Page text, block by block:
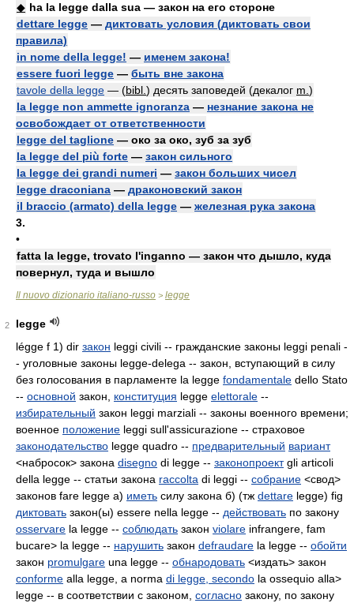
◆ ha la legge dalla sua — закон на его стороне
dettare legge — диктовать условия (диктовать свои
правила)
in nome della legge! — именем закона!
essere fuori legge — быть вне закона
tavole della legge — (bibl. ) десять заповедей (декалог m. )
la legge non ammette ignoranza — незнание закона не
освобождает от ответственности
legge del taglione — око за око, зуб за зуб
la legge del più forte — закон сильного
la legge dei grandi numeri — закон больших чисел
legge draconiana — драконовский закон
il braccio (armato) della legge — железная рука закона
3.
•
fatta la legge, trovato l'inganno — закон что дышло, куда
повернул, туда и вышло
Il nuovo dizionario italiano-russo > legge
2
legge
légge f 1) dir закон leggi civili -- гражданские законы leggi penali -
- уголовные законы legge-delega -- закон, вступающий в силу
без голосования в парламенте la legge fondamentale dello Stato
-- основной закон, конституция legge elettorale --
избирательный закон leggi marziali -- законы военного времени;
военное положение leggi sull'assicurazione -- страховое
законодательство legge quadro -- предварительный вариант
<набросок> закона disegno di legge -- законопроектgli articoli
della legge -- статьи закона raccolta di leggi -- собрание <свод>
законов fare legge а) иметь силу закона б) (тж dettare legge) fig
диктовать закон(ы) essere nella legge -- действовать по закону
osservare la legge -- соблюдать закон violare infrangere, fam
bucare> la legge -- нарушить закон defraudare la legge -- обойти
закон promulgare una legge -- обнародовать <издать> закон
conforme alla legge, a norma di legge, secondo la ossequio alla>
legge -- в соответствии с законом, согласно закону, по закону